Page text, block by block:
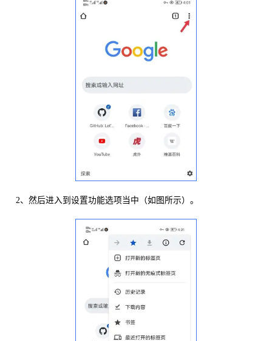
2、然后进入到设置功能选项当中（如图所示）。